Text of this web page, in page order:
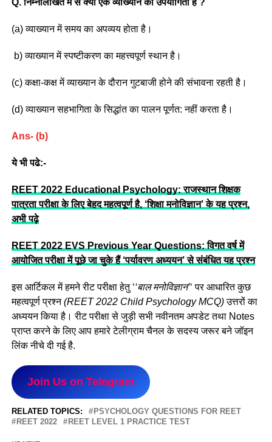
Q. निम्नलिखित में से क्या एक व्याख्यान की उपयोगिता है ?
(a) व्याख्यान में समय का अपव्यय होता है।
b) व्याख्यान में स्पष्टीकरण का महत्त्वपूर्ण स्थान है।
(c) कक्षा-कक्ष में व्याख्यान के दौरान गुटबाजी होने की संभावना रहती है।
(d) व्याख्यान सहभागिता के सिद्धांत का पालन पूर्णत: नहीं करता है।
Ans- (b)
ये भी पढे:-
REET 2022 Educational Psychology: राजस्थान शिक्षक
पात्रता परीक्षा के लिए बेहद महत्वपूर्ण है, ‘शिक्षा मनोविज्ञान’ के यह प्रश्न,
अभी पढ़े
REET 2022 EVS Previous Year Questions: विगत वर्ष में
आयोजित परीक्षा में पूछे जा चुके हैं ‘पर्यावरण अध्ययन’ से संबंधित यह प्रश्न
इस आर्टिकल में हमने रीट परीक्षा हेतु ‘‘बाल मनोविज्ञान’‘ पर आधारित कुछ
महत्वपूर्ण प्रश्न(REET 2022 Child Psychology MCQ)उत्तरों का
अध्ययन किया है। रीट परीक्षा से जुड़ी सभी नवीनतम अपडेट तथा Notes
प्राप्त करने के लिए आप हमारे टेलीग्राम चैनल के सदस्य जरूर बने जॉइन
लिंक नीचे दी गई है.
Join Us on Telegram
RELATED TOPICS:
PSYCHOLOGY QUESTIONS FOR REET
REET 2022
REET LEVEL 1 PRACTICE TEST